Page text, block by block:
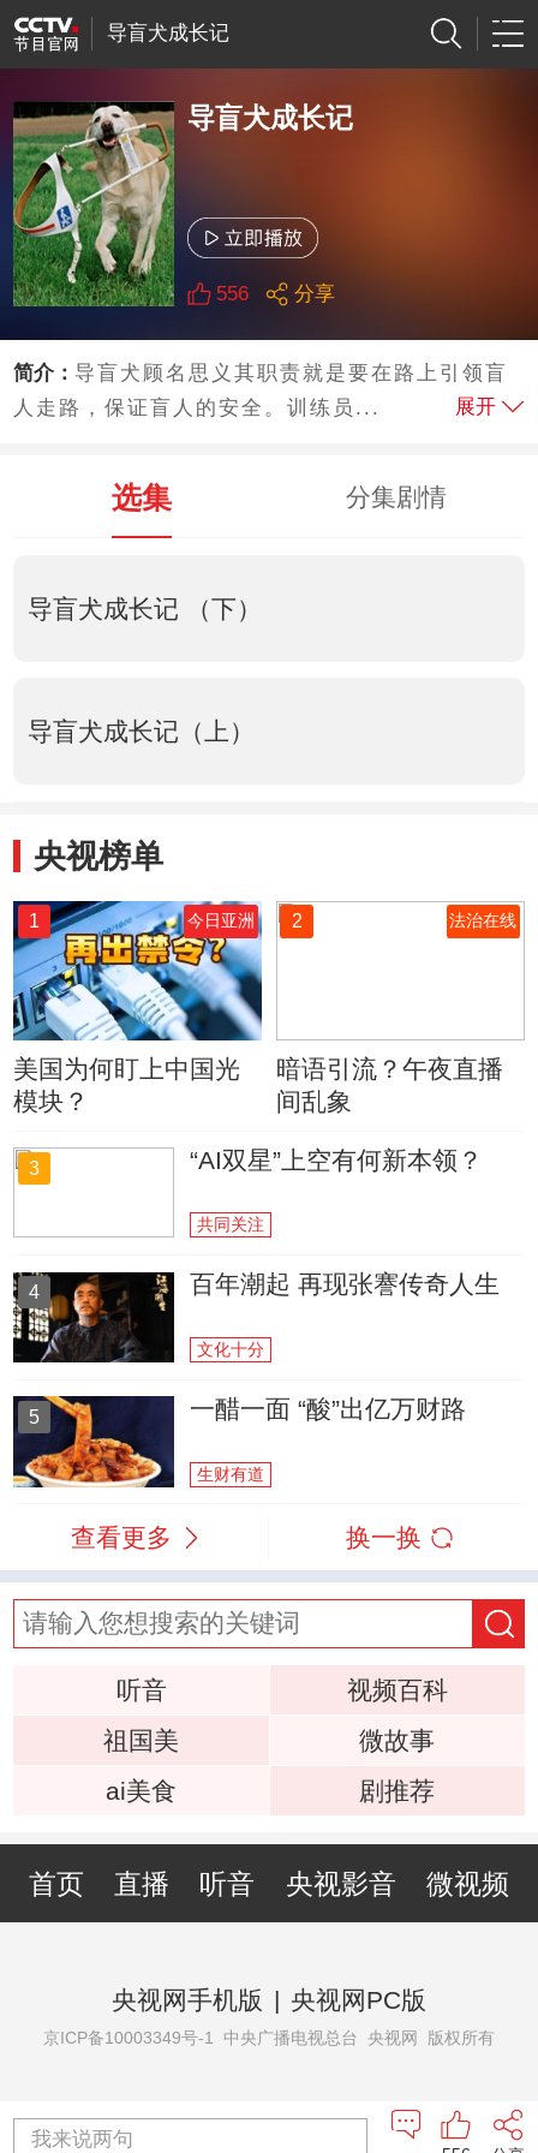
导盲犬成长记
导盲犬成长记
556 分享
简介： 导盲犬顾名思义其职责就是要在路上引领盲
人走路，保证盲人的安全。训练员...
展开
选集 分集剧情
导盲犬成长记 （下）
导盲犬成长记（上）
央视榜单
1 今日亚洲
美国为何盯上中国光
模块？
2 法治在线
暗语引流？午夜直播
间乱象
3 “AI双星”上空有何新本领？
共同关注
4 百年潮起 再现张謇传奇人生
文化十分
5 一醋一面 “酸”出亿万财路
生财有道
查看更多 换一换
听音
视频百科
祖国美
微故事
ai美食
剧推荐
首页 直播 听音 央视影音 微视频
央视网手机版 | 央视网PC版
京ICP备10003349号-1 中央广播电视总台 央视网 版权所有
我来说两句